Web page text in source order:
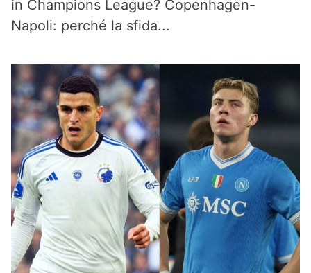
in Champions League? Copenhagen-
Napoli: perché la sfida...